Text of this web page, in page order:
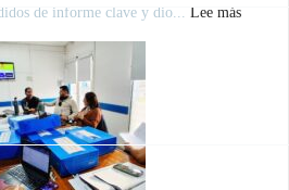
de informe clave y dio... Lee más: